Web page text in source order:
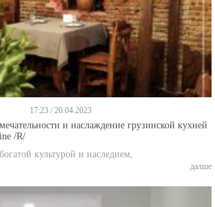
17:23 / 20.04.2023
и наслаждение грузинской кухней
/R/
культурой и наследием,
далше